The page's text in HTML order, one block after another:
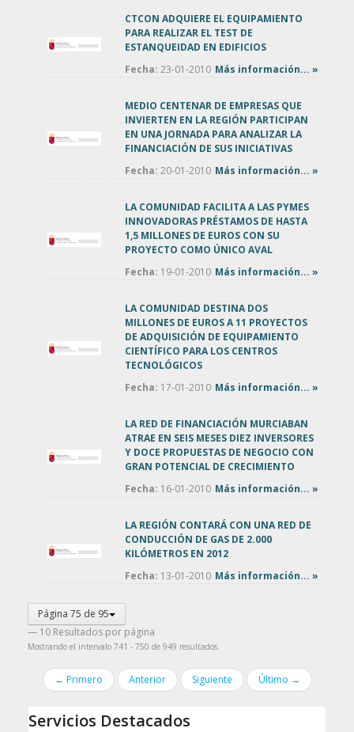
CTCON ADQUIERE EL EQUIPAMIENTO
PARA REALIZAR EL TEST DE
ESTANQUEIDAD EN EDIFICIOS
Fecha: 23-01-2010 Más información... »
MEDIO CENTENAR DE EMPRESAS QUE
INVIERTEN EN LA REGIÓN PARTICIPAN
EN UNA JORNADA PARA ANALIZAR LA
FINANCIACIÓN DE SUS INICIATIVAS
Fecha: 20-01-2010 Más información... »
LA COMUNIDAD FACILITA A LAS PYMES
INNOVADORAS PRÉSTAMOS DE HASTA
1,5 MILLONES DE EUROS CON SU
PROYECTO COMO ÚNICO AVAL
Fecha: 19-01-2010 Más información... »
LA COMUNIDAD DESTINA DOS
MILLONES DE EUROS A 11 PROYECTOS
DE ADQUISICIÓN DE EQUIPAMIENTO
CIENTÍFICO PARA LOS CENTROS
TECNOLÓGICOS
Fecha: 17-01-2010 Más información... »
LA RED DE FINANCIACIÓN MURCIABAN
ATRAE EN SEIS MESES DIEZ INVERSORES
Y DOCE PROPUESTAS DE NEGOCIO CON
GRAN POTENCIAL DE CRECIMIENTO
Fecha: 16-01-2010 Más información... »
LA REGIÓN CONTARÁ CON UNA RED DE
CONDUCCIÓN DE GAS DE 2.000
KILÓMETROS EN 2012
Fecha: 13-01-2010 Más información... »
Página 75 de 95
— 10 Resultados por página
Mostrando el intervalo 741 - 750 de 949 resultados.
← Primero Anterior Siguiente Último →
Servicios Destacados